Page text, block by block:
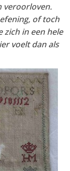
veroorloven.
of toch
zich in een hele
voelt dan als